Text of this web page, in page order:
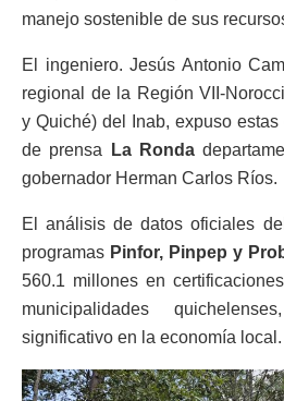
manejo sostenible de sus
El ingeniero. Jesús Antonio
regional de la Región VII-
y Quiché) del Inab, expuso
de prensa
La Ronda
gobernador Herman Carlos Ríos.
El análisis de datos oficiales
programas Pinfor, Pinpep y
560.1 millones en
municipalidades
significativo en la economía local.